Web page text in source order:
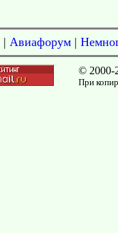
| Авиафорум |
© 2000-
При